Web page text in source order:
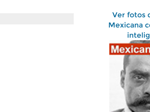
Ver fotos
Mexicana